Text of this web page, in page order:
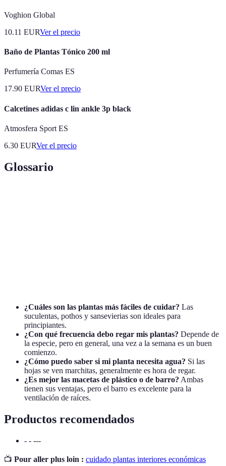
Voghion Global
10.11 EURVer el precio
Baño de Plantas Tónico 200 ml
Perfumería Comas ES
17.90 EURVer el precio
Calcetines adidas c lin ankle 3p black
Atmosfera Sport ES
6.30 EURVer el precio
Glossario
¿Cuáles son las plantas más fáciles de cuidar? Las
suculentas, pothos y sansevierias son ideales para
principiantes.
¿Con qué frecuencia debo regar mis plantas? Depende de
la especie, pero en general, una vez a la semana es un buen
comienzo.
¿Cómo puedo saber si mi planta necesita agua? Si las
hojas se ven marchitas, generalmente es hora de regar.
¿Es mejor las macetas de plástico o de barro? Ambas
tienen sus ventajas, pero el barro es excelente para la
ventilación de raíces.
Productos recomendados
- - ---
📺 Pour aller plus loin : cuidado plantas interiores económicas